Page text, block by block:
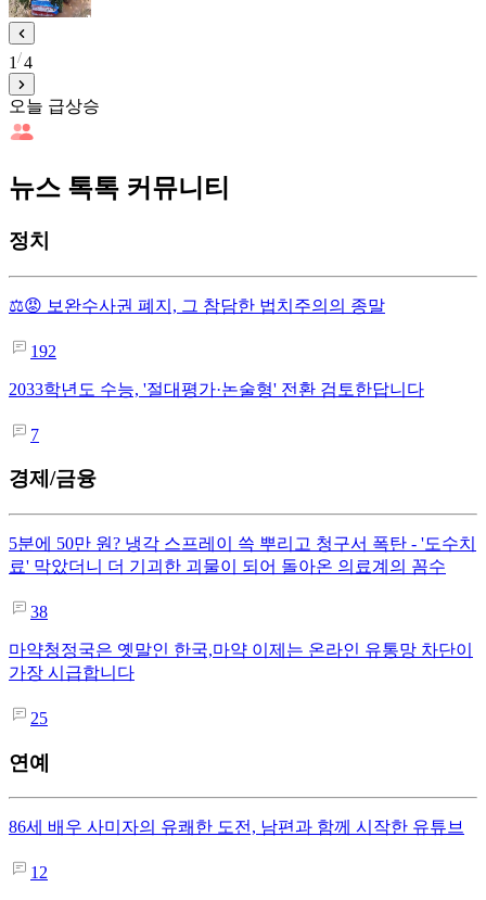
1 4
오늘 급상승
뉴스 톡톡 커뮤니티
정치
⚖️😡 보완수사권 폐지, 그 참담한 법치주의의 종말
192
2033학년도 수능, '절대평가·논술형' 전환 검토한답니다
7
경제/금융
5분에 50만 원? 냉각 스프레이 쓱 뿌리고 청구서 폭탄 - '도수치
료' 막았더니 더 기괴한 괴물이 되어 돌아온 의료계의 꼼수
38
마약청정국은 옛말인 한국,마약 이제는 온라인 유통망 차단이
가장 시급합니다
25
연예
86세 배우 사미자의 유쾌한 도전, 남편과 함께 시작한 유튜브
12